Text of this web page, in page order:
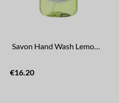
Savon Hand Wash Lemon/Mint
€16.20